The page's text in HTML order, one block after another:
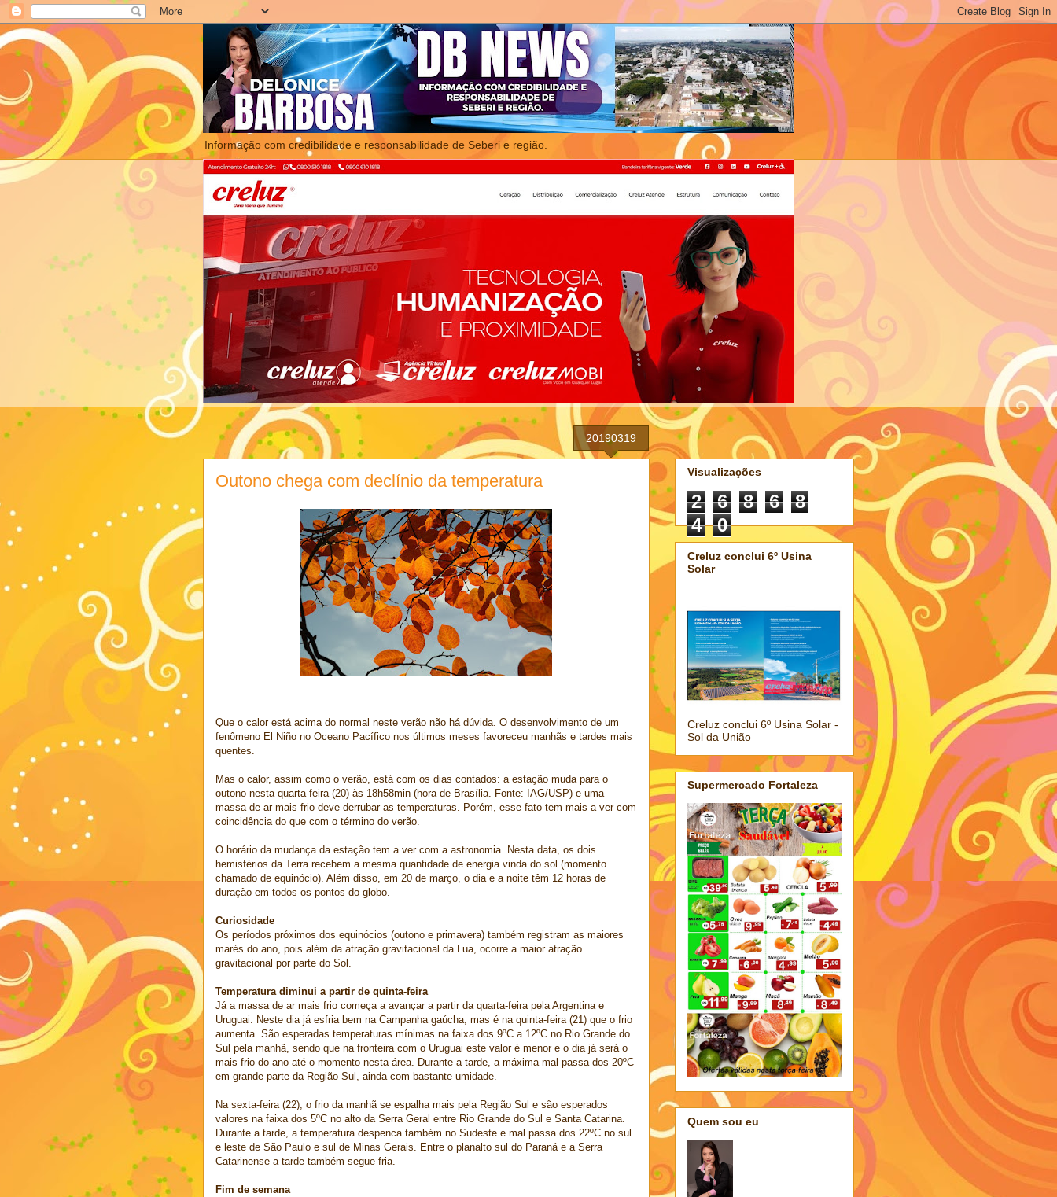
Informação com credibilidade e responsabilidade de Seberi e região.
20190319
Outono chega com declínio da temperatura
Que o calor está acima do normal neste verão não há dúvida. O desenvolvimento de um
fenômeno El Niño no Oceano Pacífico nos últimos meses favoreceu manhãs e tardes mais
quentes.
Mas o calor, assim como o verão, está com os dias contados: a estação muda para o
outono nesta quarta-feira (20) às 18h58min (hora de Brasília. Fonte: IAG/USP) e uma
massa de ar mais frio deve derrubar as temperaturas. Porém, esse fato tem mais a ver com
coincidência do que com o término do verão.
O horário da mudança da estação tem a ver com a astronomia. Nesta data, os dois
hemisférios da Terra recebem a mesma quantidade de energia vinda do sol (momento
chamado de equinócio). Além disso, em 20 de março, o dia e a noite têm 12 horas de
duração em todos os pontos do globo.
Curiosidade
Os períodos próximos dos equinócios (outono e primavera) também registram as maiores
marés do ano, pois além da atração gravitacional da Lua, ocorre a maior atração
gravitacional por parte do Sol.
Temperatura diminui a partir de quinta-feira
Já a massa de ar mais frio começa a avançar a partir da quarta-feira pela Argentina e
Uruguai. Neste dia já esfria bem na Campanha gaúcha, mas é na quinta-feira (21) que o frio
aumenta. São esperadas temperaturas mínimas na faixa dos 9ºC a 12ºC no Rio Grande do
Sul pela manhã, sendo que na fronteira com o Uruguai este valor é menor e o dia já será o
mais frio do ano até o momento nesta área. Durante a tarde, a máxima mal passa dos 20ºC
em grande parte da Região Sul, ainda com bastante umidade.
Na sexta-feira (22), o frio da manhã se espalha mais pela Região Sul e são esperados
valores na faixa dos 5ºC no alto da Serra Geral entre Rio Grande do Sul e Santa Catarina.
Durante a tarde, a temperatura despenca também no Sudeste e mal passa dos 22ºC no sul
e leste de São Paulo e sul de Minas Gerais. Entre o planalto sul do Paraná e a Serra
Catarinense a tarde também segue fria.
Fim de semana
Visualizações
2 6 8 6
8
4
0
Creluz conclui 6º Usina
Solar
Creluz conclui 6º Usina Solar -
Sol da União
Supermercado Fortaleza
Quem sou eu